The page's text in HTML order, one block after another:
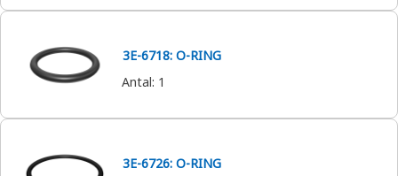
3E-6718: O-RING
Antal: 1
3E-6726: O-RING